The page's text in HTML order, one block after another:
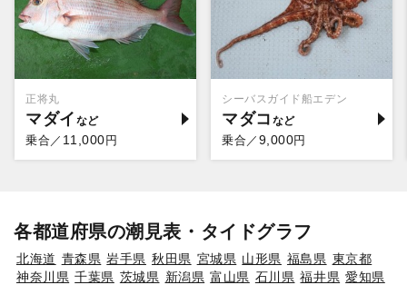
正将丸
マダイ
乗合／ 11,000円
シーバスガイド船エデン
マダコ
乗合／ 9,000円
各都道府県の潮見表・タイドグラフ
北海道 青森県 岩手県 秋田県 宮城県 山形県 福島県 東京都
神奈川県 千葉県 茨城県 新潟県 富山県 石川県 福井県 愛知県